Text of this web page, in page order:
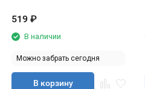
519 ₽
В наличии
Можно забрать сегодня
В корзину